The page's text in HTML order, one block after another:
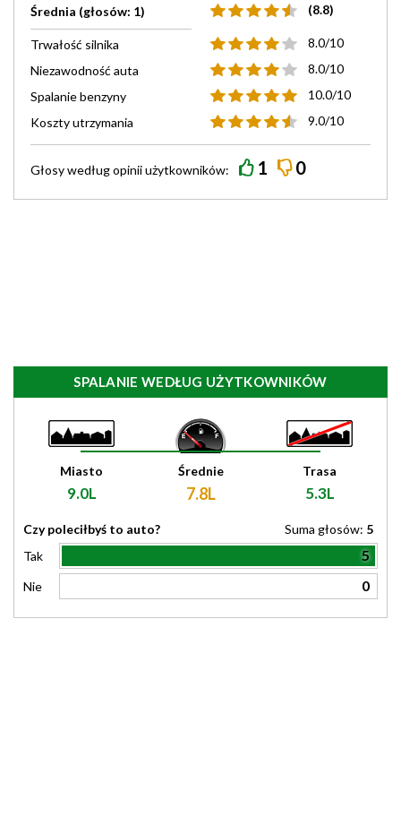
Średnia (głosów: 1) (8.8)
Trwałość silnika
8.0/10
Niezawodność auta
8.0/10
Spalanie benzyny
10.0/10
Koszty utrzymania
9.0/10
Głosy wedługopiniiużytkowników: 1 0
SPALANIE WEDŁUG UŻYTKOWNIKÓW
Miasto
9.0L
Średnie
7.8L
Trasa
5.3L
Czy poleciłbyś to auto? Suma głosów: 5
Tak
5
Nie 0